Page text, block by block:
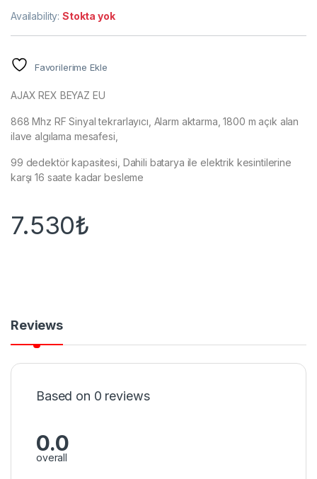
Availability:Stokta yok
Favorilerime Ekle
AJAX REX BEYAZ EU
868 Mhz RF Sinyal tekrarlayıcı, Alarm aktarma, 1800 m açık alan
ilave algılama mesafesi,
99 dedektör kapasitesi, Dahili batarya ile elektrik kesintilerine
karşı 16 saate kadar besleme
7.530₺
Reviews
Based on 0 reviews
0.0
overall